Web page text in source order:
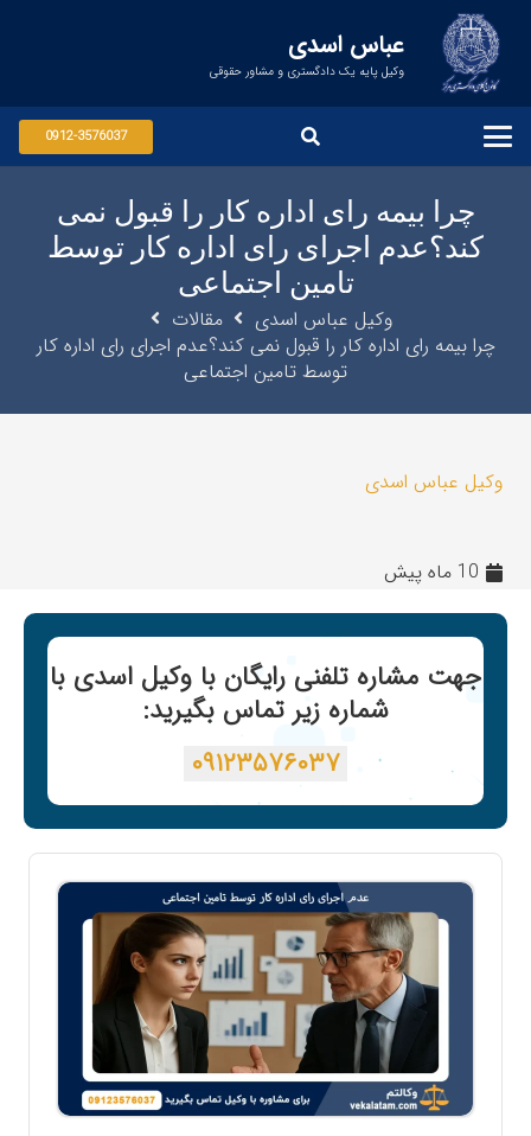
عباس اسدی
وکیل پایه یک دادگستری و مشاور حقوقی
0912-3576037
چرا بیمه رای اداره کار را قبول نمی
کند؟عدم اجرای رای اداره کار توسط
تامین اجتماعی
وکیل عباس اسدی
مقالات
چرا بیمه رای اداره کار را قبول نمی کند؟عدم اجرای رای اداره کار
توسط تامین اجتماعی
وکیل عباس اسدی
10 ماه پیش
جهت مشاره تلفنی رایگان با وکیل اسدی با
شماره زیر تماس بگیرید:
۰۹۱۲۳۵۷۶۰۳۷